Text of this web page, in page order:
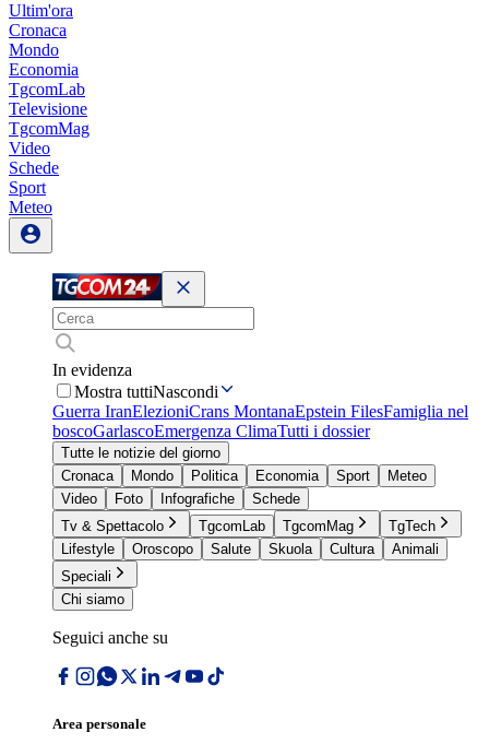
Ultim'ora
Cronaca
Mondo
Economia
TgcomLab
Televisione
TgcomMag
Video
Schede
Sport
Meteo
In evidenza
Mostra tuttiNascondi
Guerra IranElezioniCrans MontanaEpstein FilesFamiglia nel
boscoGarlascoEmergenza ClimaTutti i dossier
Tutte le notizie del giorno
Cronaca
Mondo Politica Economia Sport
Meteo
Video
Foto Infografiche
Schede
Tv & Spettacolo
TgcomLab TgcomMag
TgTech
Lifestyle
Oroscopo Salute Skuola Cultura
Animali
Speciali
Chi siamo
Seguici anche su
Area personale